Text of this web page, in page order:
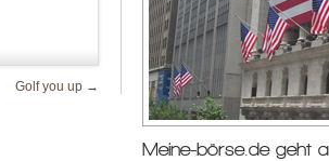
Golf you up →
Meine-börse.de geht